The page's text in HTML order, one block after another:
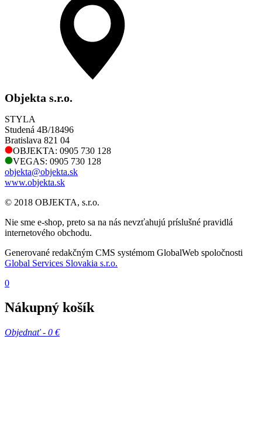
Objekta s.r.o.
STYLA
Studená 4B/18496
Bratislava 821 04
OBJEKTA: 0905 730 128
VEGAS: 0905 730 128
objekta@objekta.sk
www.objekta.sk
© 2018 OBJEKTA, s.r.o.
Nie sme e-shop, preto sa na nás nevzťahujú príslušné pravidlá
internetového obchodu.
Generované redakčným CMS systémom GlobalWeb spoločnosti
Global Services Slovakia s.r.o.
0
Nákupný košík
Objednať - 0 €